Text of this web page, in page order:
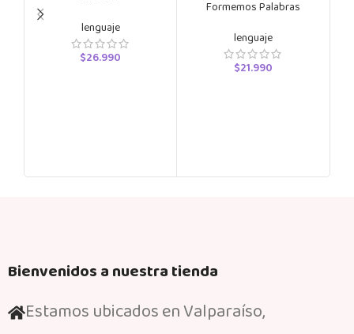
lenguaje
$26.990
Formemos Palabras
lenguaje
$21.990
Bienvenidos a nuestra tienda
Estamos ubicados en Valparaíso,